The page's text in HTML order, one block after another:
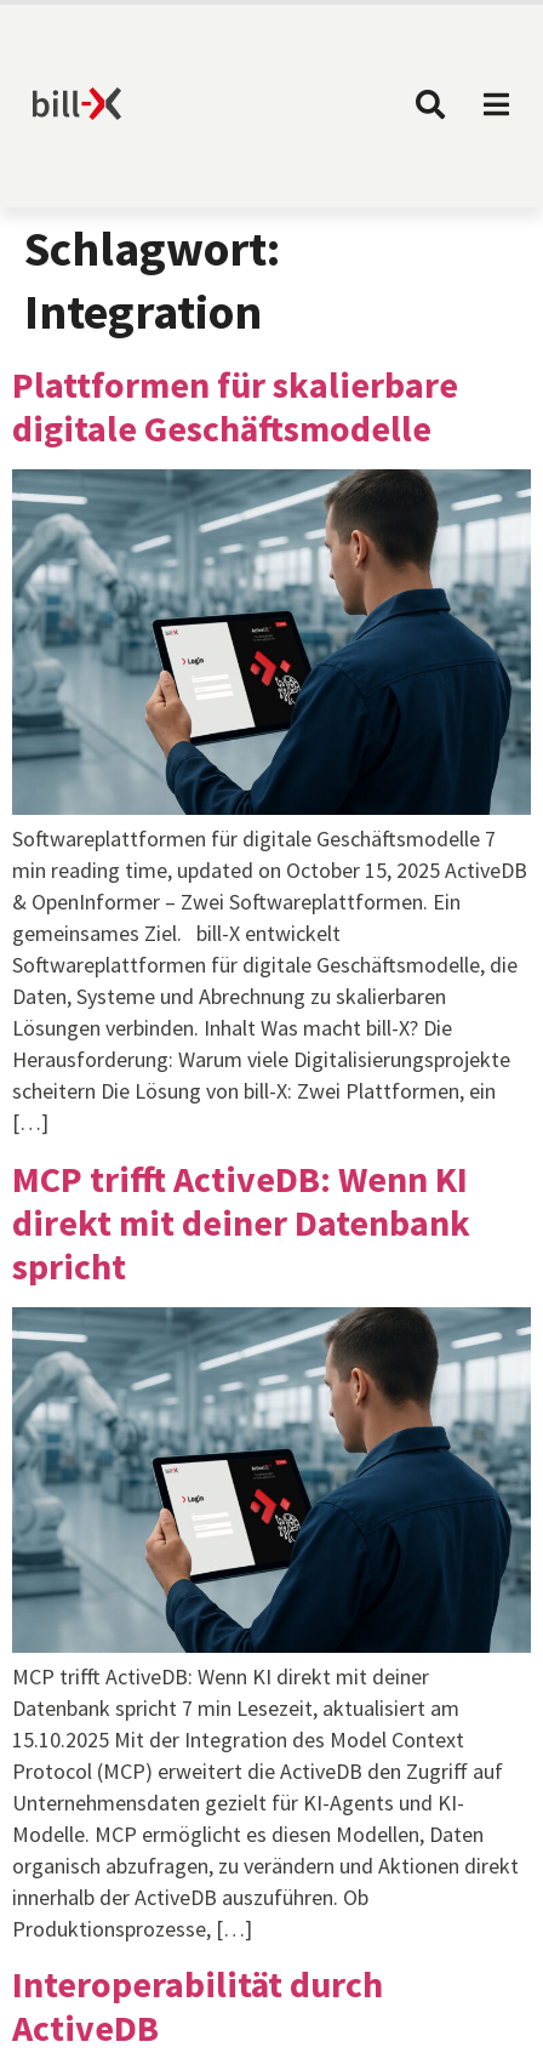
Schlagwort:
Integration
Plattformen für skalierbare
digitale Geschäftsmodelle
Softwareplattformen für digitale Geschäftsmodelle 7
min reading time, updated on October 15, 2025 ActiveDB
& OpenInformer – Zwei Softwareplattformen. Ein
gemeinsames Ziel. bill-X entwickelt
Softwareplattformen für digitale Geschäftsmodelle, die
Daten, Systeme und Abrechnung zu skalierbaren
Lösungen verbinden. Inhalt Was macht bill-X? Die
Herausforderung: Warum viele Digitalisierungsprojekte
scheitern Die Lösung von bill-X: Zwei Plattformen, ein
[…]
MCP trifft ActiveDB: Wenn KI
direkt mit deiner Datenbank
spricht
MCP trifft ActiveDB: Wenn KI direkt mit deiner
Datenbank spricht 7 min Lesezeit, aktualisiert am
15.10.2025 Mit der Integration des Model Context
Protocol (MCP) erweitert die ActiveDB den Zugriff auf
Unternehmensdaten gezielt für KI-Agents und KI-
Modelle. MCP ermöglicht es diesen Modellen, Daten
organisch abzufragen, zu verändern und Aktionen direkt
innerhalb der ActiveDB auszuführen. Ob
Produktionsprozesse, […]
Interoperabilität durch
ActiveDB